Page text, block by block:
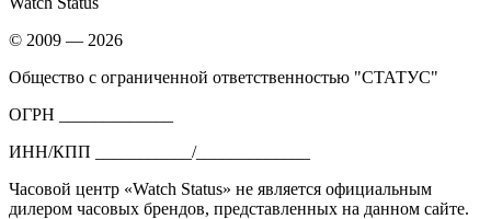
© 2009 — 2026
Общество с ограниченной ответственностью "СТАТУС"
ОГРН _____________
ИНН/КПП ___________/_____________
Часовой центр «Watch Status» не является официальным
дилером часовых брендов, представленных на данном сайте.